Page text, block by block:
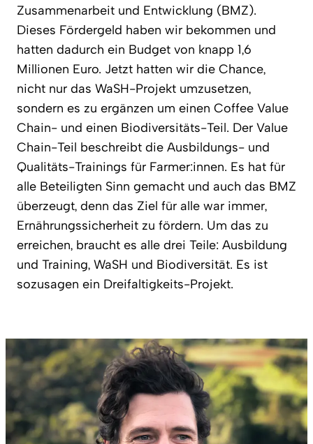
Zusammenarbeit und Entwicklung (BMZ).
Dieses Fördergeld haben wir bekommen und
hatten dadurch ein Budget von knapp 1,6
Millionen Euro. Jetzt hatten wir die Chance,
nicht nur das WaSH-Projekt umzusetzen,
sondern es zu ergänzen um einen Coffee Value
Chain- und einen Biodiversitäts-Teil. Der Value
Chain-Teil beschreibt die Ausbildungs- und
Qualitäts-Trainings für Farmer:innen. Es hat für
alle Beteiligten Sinn gemacht und auch das BMZ
überzeugt, denn das Ziel für alle war immer,
Ernährungssicherheit zu fördern. Um das zu
erreichen, braucht es alle drei Teile: Ausbildung
und Training, WaSH und Biodiversität. Es ist
sozusagen ein Dreifaltigkeits-Projekt.